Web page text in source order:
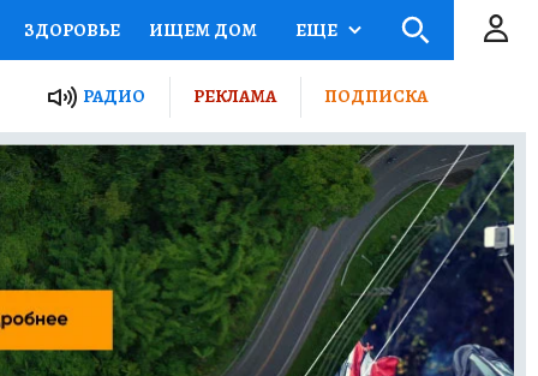
ЗДОРОВЬЕ ИЩЕМ ДОМ
ПРОЕКТЫ РОССИИ
ПУТЕВОДИТЕЛЬ
ТУРИЗМ
ПОТРЕБИТЕЛЯ ВСЕ О КП
ЕЩЕ
РАДИО РЕКЛАМА ПОДПИСКА